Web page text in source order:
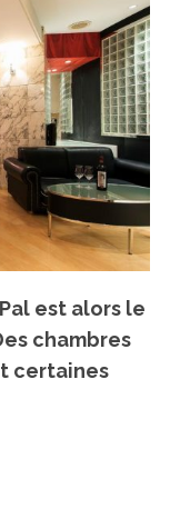
est alors le
chambres
certaines